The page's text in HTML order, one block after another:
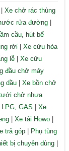
Xe chở rác thùng
rửa đường
cầu, hút bể
rời
Xe cứu hỏa
lễ
Xe cứu
đầu chở máy
dầu
Xe bồn chở
chở nhựa
GAS
Xe
Xe tải Howo
trả góp
Phụ tùng
bị chuyên dùng